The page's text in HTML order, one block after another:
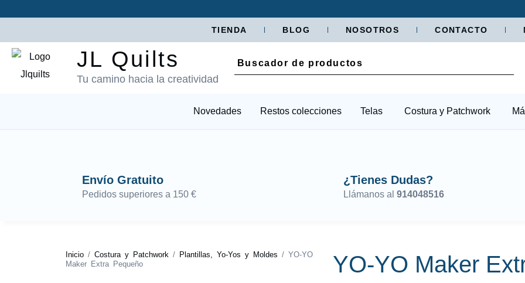
TIENDA BLOG NOSOTROS CONTACTO
JL Quilts
Tu camino hacia la creatividad
Novedades Restos colecciones Telas Costura y Patchwork
Envío Gratuito
Pedidos superiores a 150 €
¿Tienes Dudas?
Llámanos al 914048516
Inicio / Costura y Patchwork / Plantillas, Yo-Yos y Moldes / YO-YO
Maker Extra Pequeño
YO-YO Maker